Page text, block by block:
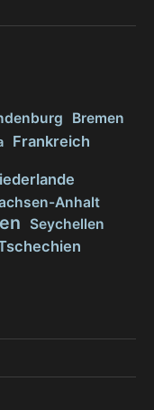
Bremen
Frankreich
Anhalt
Seychellen